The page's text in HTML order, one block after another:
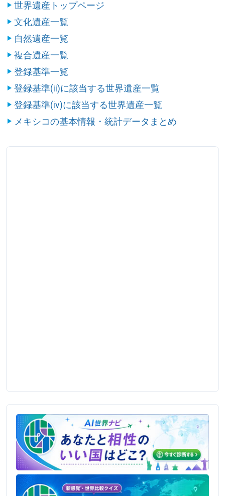
世界遺産トップページ
文化遺産一覧
自然遺産一覧
複合遺産一覧
登録基準一覧
登録基準(ii)に該当する世界遺産一覧
登録基準(iv)に該当する世界遺産一覧
メキシコの基本情報・統計データまとめ